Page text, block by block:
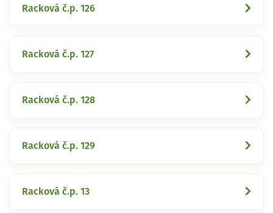
Racková č.p. 126
Racková č.p. 127
Racková č.p. 128
Racková č.p. 129
Racková č.p. 13